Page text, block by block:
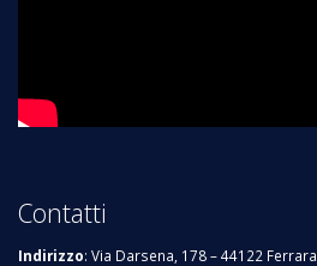
Contatti
Indirizzo: Via Darsena, 178 – 44122 Ferrara